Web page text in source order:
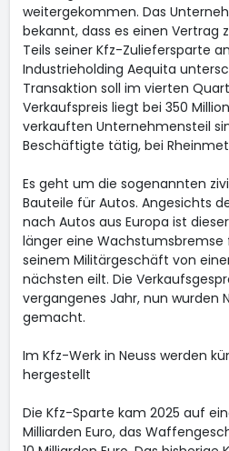
weitergekommen. Das
bekannt, dass es einen Vertrag
Teils seiner Kfz-Zuliefersparte
Industrieholding Aequita
Transaktion soll im vierten
Verkaufspreis liegt bei 350
verkauften Unternehmensteil
Beschäftigte tätig, bei
Es geht um die sogenannten
Bauteile für Autos. Angesichts
nach Autos aus Europa ist
länger eine Wachstumsbremse
seinem Militärgeschäft von
nächsten eilt. Die
vergangenes Jahr, nun wurden
gemacht.
Im Kfz-Werk in Neuss werden
hergestellt
Die Kfz-Sparte kam 2025 auf
Milliarden Euro, das